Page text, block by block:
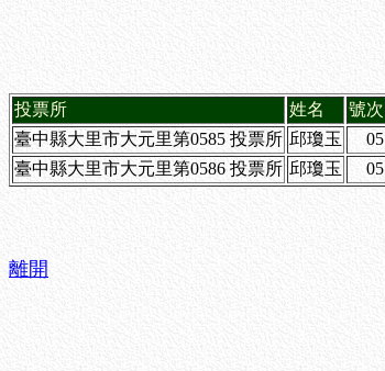
投票所 姓名 號次
臺中縣大里市大元里第0585 投票所 邱瓊玉 05
臺中縣大里市大元里第0586 投票所 邱瓊玉 05
離開